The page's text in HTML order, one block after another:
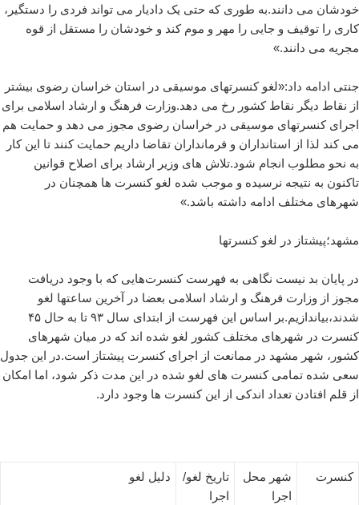
خودشان می دانند.به طوری که حتی یک دادیار می تواند فردی را دستگیر،
کاری را توقیف و جایی را مهر و موم کند و خودشان را مستقل از قوه
مجریه می دانند.»
جنتی ادامه داد:«لغو کنسرتهای موسیقی در استان خراسان رضوی بیشتر
از نقاط دیگر نقاط کشور رخ می دهد.وزارت فرهنگ و ارشاد اسلامی برای
اجرای کنسرتهای موسیقی در خراسان رضوی مجوز می دهد و حمایت هم
می کند لذا از استانداران و فرمانداران تقاضا داریم حمایت کنند تا این کار
به نحو مطلوب انجام شود.تلاش های وزیر ارشاد برای اصلاح قوانین
تاکنون به نتیجه نرسیده و موجب شده لغو کنسرت ها همچنان در
شهرهای مختلف ادامه داشته باشد.»
مشهد؛پیشتاز در لغو کنسرتها
در پایان بد نیست نگاهی به فهرست کنسرت‌هایی که با وجود دریافت
مجوز از وزارت فرهنگ و ارشاد اسلامی بعضا در آخرین ساعتها لغو
شدند،بیاندازیم.بر اساس این فهرست از ابتدای سال ۹۳ تا به حال ۴۵
کنسرت در شهرهای مختلف کشور لغو شده اند که در میان شهرهای
کشور، شهر مشهد در ممانعت از اجرای کنسرت پیشتاز است.در این جدول
سعی شده تمامی کنسرت های لغو شده در این مدت ذکر شود، اما امکان
از قلم افتادن تعداد اندکی از این کنسرت ها وجود دارد.
کنسرت
شهر محل
اجرا
تاریخ لغو/
اجرا
دلیل لغو